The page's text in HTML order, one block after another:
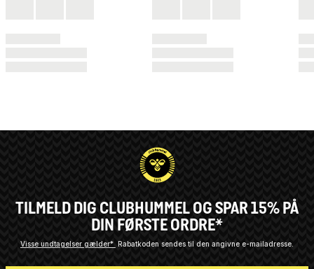
TILMELD DIG CLUBHUMMEL OG SPAR 15% PÅ
DIN FØRSTE ORDRE*
Visse undtagelser gælder* Rabatkoden sendes til den angivne e-mailadresse.